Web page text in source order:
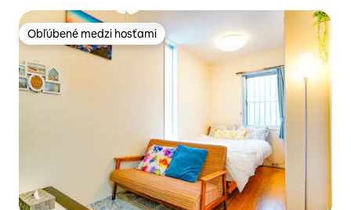
Obľúbené medzi hosťami
Obľúbené medzi hosťami